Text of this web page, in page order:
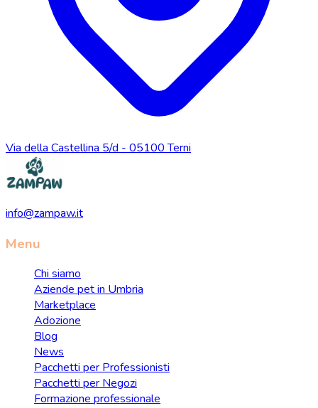
Via della Castellina 5/d - 05100 Terni
info@zampaw.it
Menu
Chi siamo
Aziende pet in Umbria
Marketplace
Adozione
Blog
News
Pacchetti per Professionisti
Pacchetti per Negozi
Formazione professionale